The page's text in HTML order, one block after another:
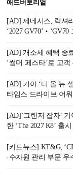
애드버토리얼
[AD] 제네시스, 럭셔
‘2027 GV70’‧‘GV70
[AD] 개소세 혜택 종
‘썸머 페스타’로 고
[AD] 기아 ‘디 올 뉴
타임스 드라이브 어
[AD]‘그랜저 잡자’
한 ‘The 2027 K8’ 출시
[카드뉴스] KT&G,
·수자원 관리 부문 우